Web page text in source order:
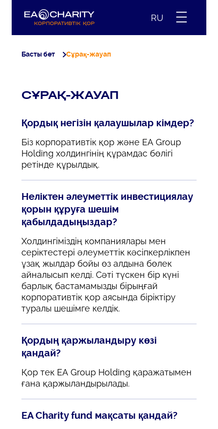
RU
Басты бет Сұрақ-жауап
СҰРАҚ-ЖАУАП
Қордық негізін қалаушылар кімдер?
Біз корпоративтік қор және EA Group
Holding холдингінің құрамдас бөлігі
ретінде құрылдық.
Неліктен әлеуметтік инвестициялау
қорын құруға шешім
қабылдадыңыздар?
Холдингіміздің компаниялары мен
серіктестері әлеуметтік кәсіпкерлікпен
ұзақ жылдар бойы өз алдына бөлек
айналысып келді. Сәті түскен бір күні
барлық бастамамызды бірыңғай
корпоративтік қор аясында біріктіру
туралы шешімге келдік.
Қордың қаржыландыру көзі
қандай?
Қор тек EA Group Holding қаражатымен
ғана қаржыландырылады.
EA Charity fund мақсаты қандай?